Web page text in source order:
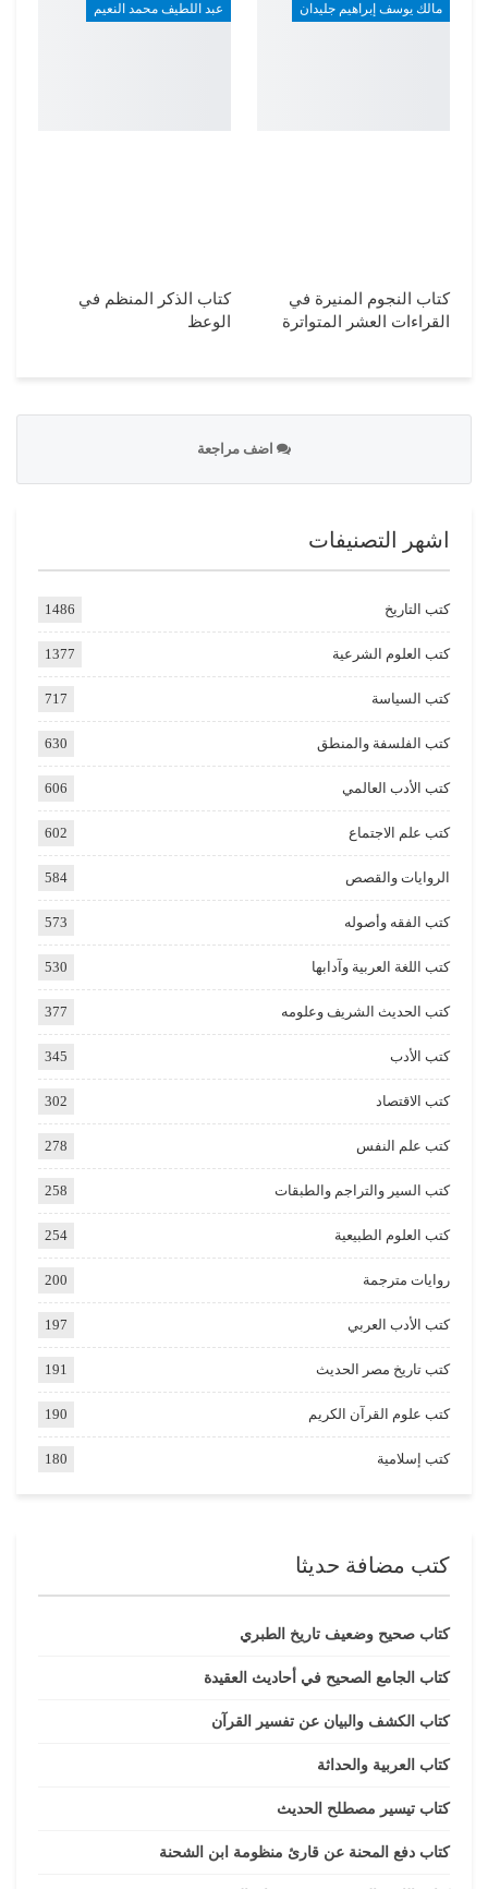
مالك يوسف إبراهيم جليدان
كتاب النجوم المنيرة في
القراءات العشر المتواترة
عبد اللطيف محمد النعيم
كتاب الذكر المنظم في
الوعظ
اضف مراجعة
اشهر التصنيفات
كتب التاريخ 1486
كتب العلوم الشرعية 1377
كتب السياسة 717
كتب الفلسفة والمنطق 630
كتب الأدب العالمي 606
كتب علم الاجتماع 602
الروايات والقصص 584
كتب الفقه وأصوله 573
كتب اللغة العربية وآدابها 530
كتب الحديث الشريف وعلومه 377
كتب الأدب 345
كتب الاقتصاد 302
كتب علم النفس 278
كتب السير والتراجم والطبقات 258
كتب العلوم الطبيعية 254
روايات مترجمة 200
كتب الأدب العربي 197
كتب تاريخ مصر الحديث 191
كتب علوم القرآن الكريم 190
كتب إسلامية 180
كتب مضافة حديثا
كتاب صحيح وضعيف تاريخ الطبري
كتاب الجامع الصحيح في أحاديث العقيدة
كتاب الكشف والبيان عن تفسير القرآن
كتاب العربية والحداثة
كتاب تيسير مصطلح الحديث
كتاب دفع المحنة عن قارئ منظومة ابن الشحنة